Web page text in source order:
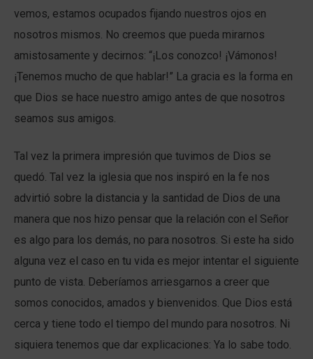
vemos, estamos ocupados fijando nuestros ojos en
nosotros mismos. No creemos que pueda mirarnos
amistosamente y decirnos: “¡Los conozco! ¡Vámonos!
¡Tenemos mucho de que hablar!” La gracia es la forma en
que Dios se hace nuestro amigo antes de que nosotros
seamos sus amigos.
Tal vez la primera impresión que tuvimos de Dios se
quedó. Tal vez la iglesia que nos inspiró en la fe nos
advirtió sobre la distancia y la santidad de Dios de una
manera que nos hizo pensar que la relación con el Señor
es algo para los demás, no para nosotros. Si este ha sido
alguna vez el caso en tu vida es mejor intentar el siguiente
punto de vista. Deberíamos arriesgarnos a creer que
somos conocidos, amados y bienvenidos. Que Dios está
cerca y tiene todo el tiempo del mundo para nosotros. Ni
siquiera tenemos que dar explicaciones: Ya lo sabe todo.